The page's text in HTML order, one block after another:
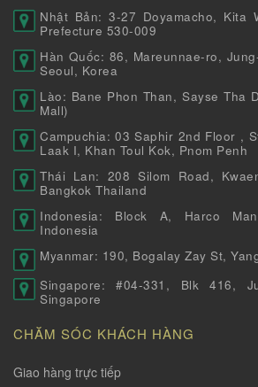
Nhật Bản: 3-27 Doyamacho, Kita
Prefecture 530-009
Hàn Quốc: 86, Mareunnae-ro,
Seoul, Korea
Lào: Bane Phon Than, Sayse Tha
Mall)
Campuchia: 03 Saphir 2nd Floor ,
Laak I, Khan Toul Kok, Pnom Penh
Thái Lan: 208 Silom Road,
Bangkok Thailand
Indonesia: Block A, Harco
Indonesia
Myanmar: 190, Bogalay Zay St,
Singapore: #04-331, Blk 416,
Singapore
CHĂM SÓC KHÁCH HÀNG
Giao hàng trực tiếp